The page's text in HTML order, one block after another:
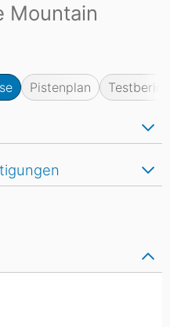
Mountain
Pistenplan